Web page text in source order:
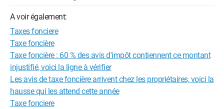
A voir également:
Taxes fonciere
Taxe foncière
Taxe foncière : 60 % des avis d'impôt contiennent ce montant
injustifié, voici la ligne à vérifier
Les avis de taxe foncière arrivent chez les propriétaires, voici la
hausse qui les attend cette année
Taxe fonciere